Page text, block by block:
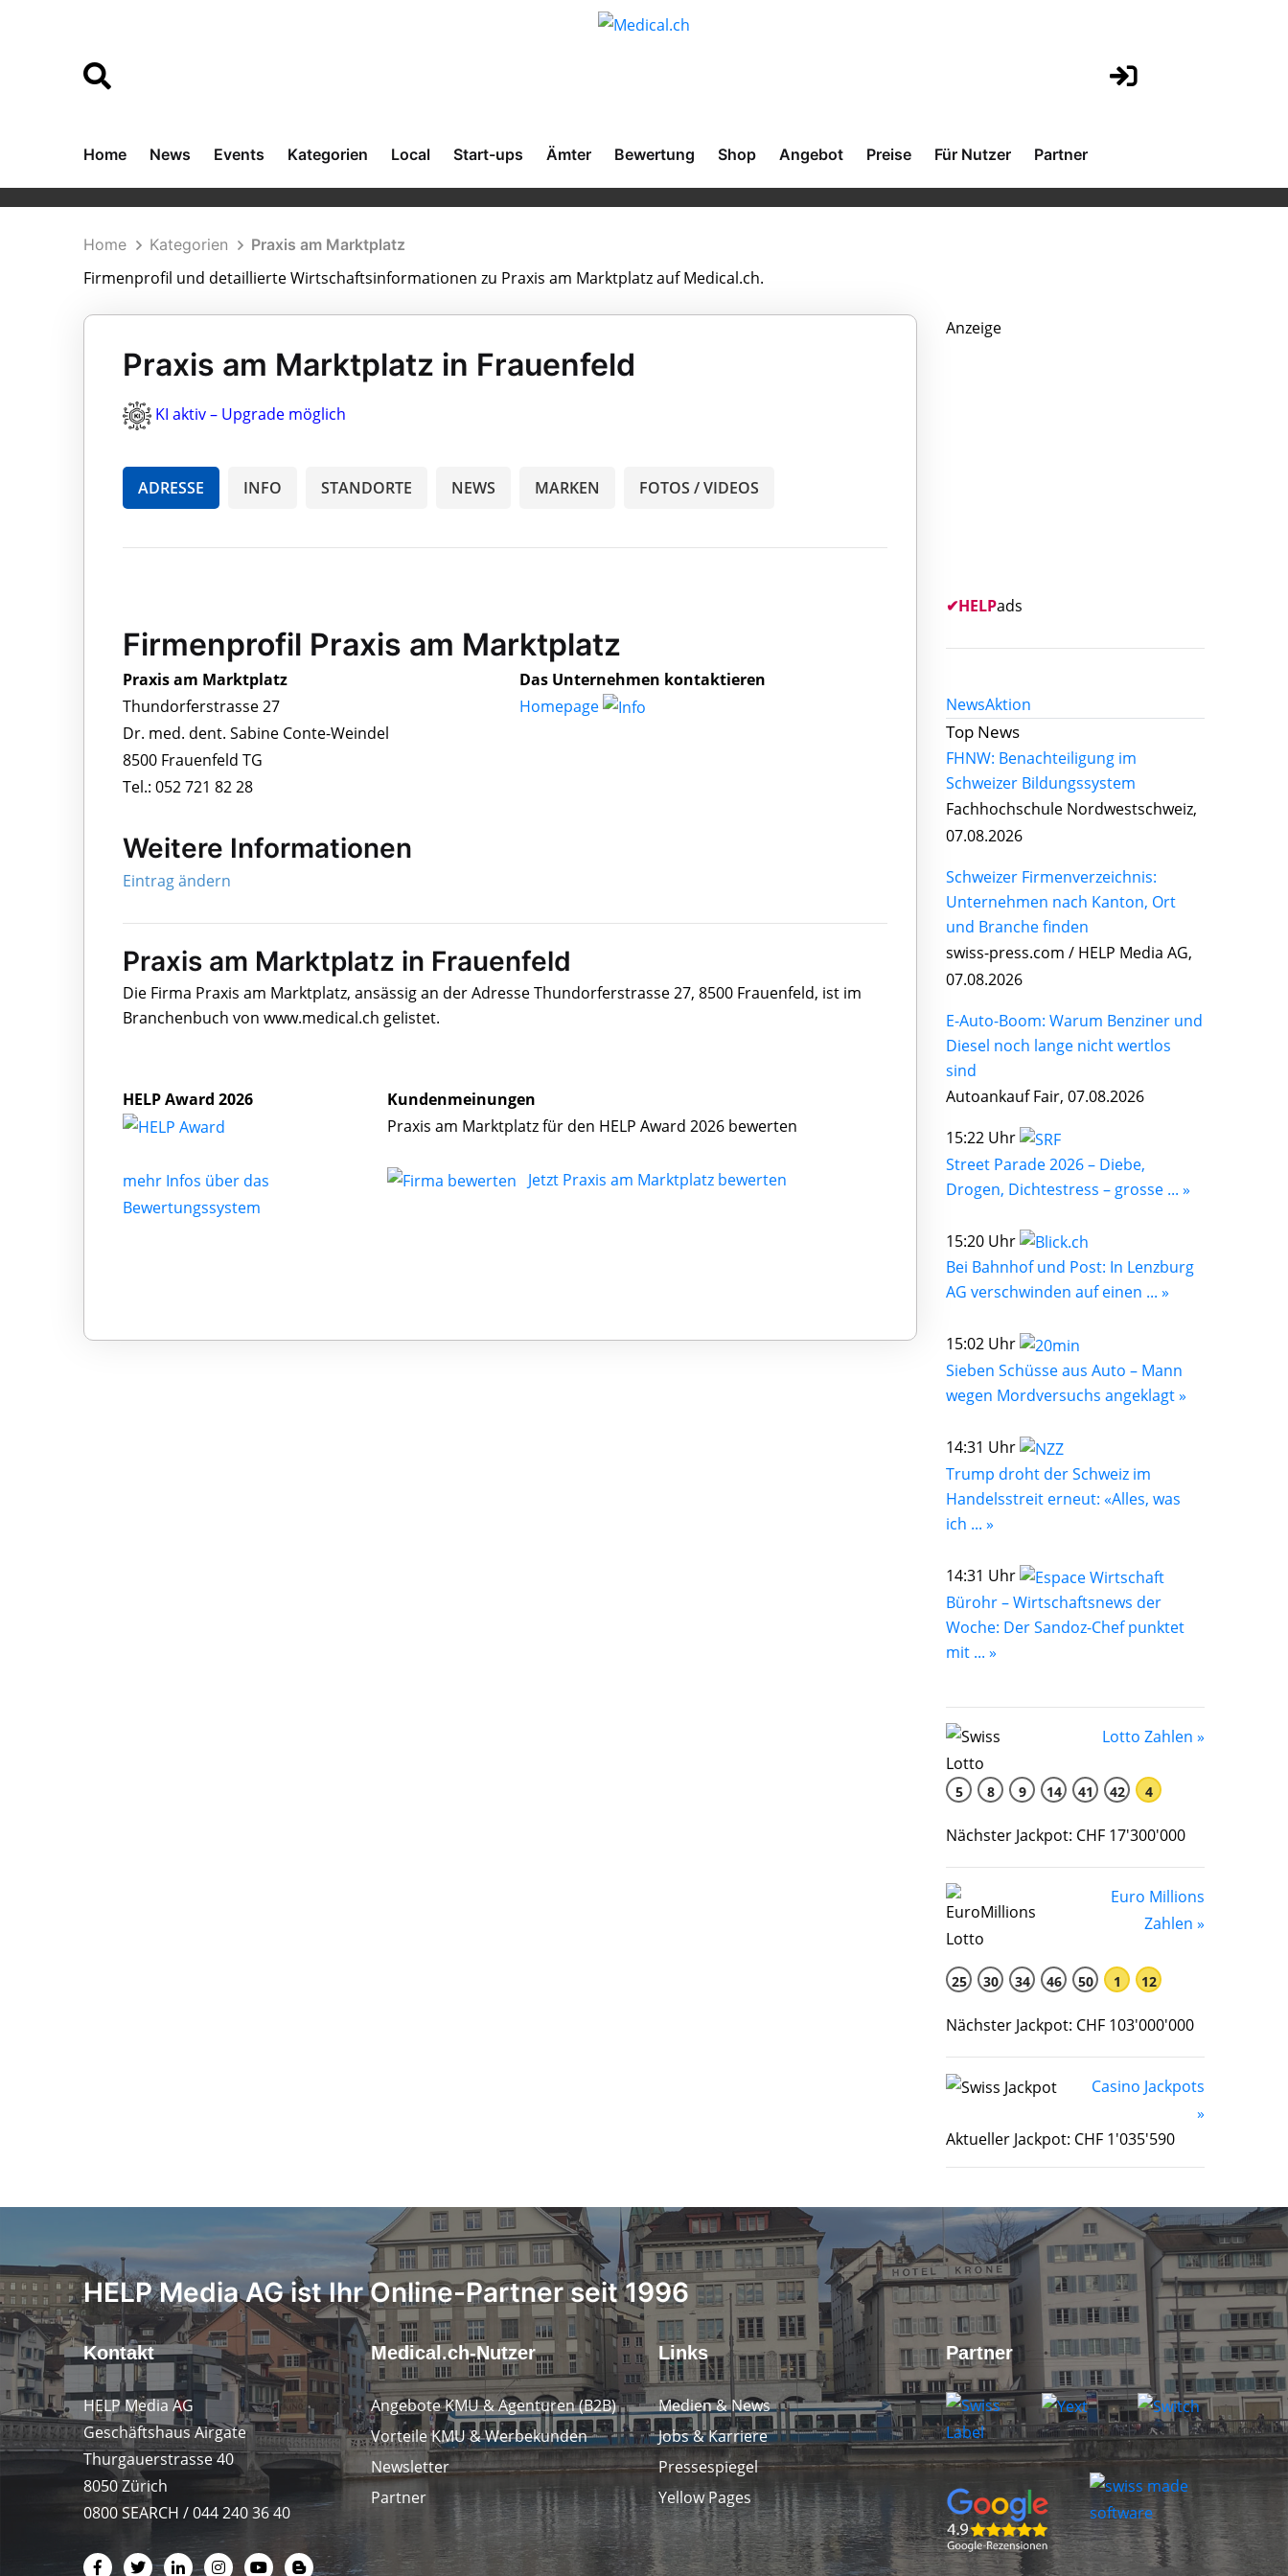
Home News Events Kategorien Local Start-ups Ämter Bewertung Shop Angebot Preise Für Nutzer Partner
Home Kategorien Praxis am Marktplatz
Firmenprofil und detaillierte Wirtschaftsinformationen zu Praxis am Marktplatz auf Medical.ch.
Praxis am Marktplatz in Frauenfeld
KI aktiv – Upgrade möglich
ADRESSE INFO STANDORTE NEWS MARKEN FOTOS / VIDEOS
Firmenprofil Praxis am Marktplatz
Praxis am Marktplatz
Thundorferstrasse 27
Dr. med. dent. Sabine Conte-Weindel
8500 Frauenfeld TG
Tel.: 052 721 82 28
Das Unternehmen kontaktieren
Homepage
Weitere Informationen
Eintrag ändern
Praxis am Marktplatz in Frauenfeld
Die Firma Praxis am Marktplatz, ansässig an der Adresse Thundorferstrasse 27, 8500 Frauenfeld, ist im
Branchenbuch von www.medical.ch gelistet.
HELP Award 2026
mehr Infos über das
Bewertungssystem
Kundenmeinungen
Praxis am Marktplatz für den HELP Award 2026 bewerten
Jetzt Praxis am Marktplatz bewerten
Anzeige
✔HELPads
NewsAktion
Top News
FHNW: Benachteiligung im
Schweizer Bildungssystem
Fachhochschule Nordwestschweiz,
07.08.2026
Schweizer Firmenverzeichnis:
Unternehmen nach Kanton, Ort
und Branche finden
swiss-press.com / HELP Media AG,
07.08.2026
E-Auto-Boom: Warum Benziner und
Diesel noch lange nicht wertlos
sind
Autoankauf Fair, 07.08.2026
15:22 Uhr
Street Parade 2026 – Diebe,
Drogen, Dichtestress – grosse ... »
15:20 Uhr
Bei Bahnhof und Post: In Lenzburg
AG verschwinden auf einen ... »
15:02 Uhr
Sieben Schüsse aus Auto – Mann
wegen Mordversuchs angeklagt »
14:31 Uhr
Trump droht der Schweiz im
Handelsstreit erneut: «Alles, was
ich ... »
14:31 Uhr
Bürohr – Wirtschaftsnews der
Woche: Der Sandoz-Chef punktet
mit ... »
Lotto Zahlen »
5 8 9 14 41 42 4
Nächster Jackpot: CHF 17'300'000
Euro Millions
Zahlen »
25 30 34 46 50 1 12
Nächster Jackpot: CHF 103'000'000
Casino Jackpots
»
Aktueller Jackpot: CHF 1'035'590
HELP Media AG ist Ihr Online-Partner seit 1996
Kontakt
HELP Media AG
Geschäftshaus Airgate
Thurgauerstrasse 40
8050 Zürich
0800 SEARCH / 044 240 36 40
Medical.ch-Nutzer
Angebote KMU & Agenturen (B2B)
Vorteile KMU & Werbekunden
Newsletter
Partner
Links
Medien & News
Jobs & Karriere
Pressespiegel
Yellow Pages
Partner